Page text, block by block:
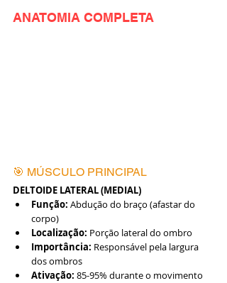
ANATOMIA COMPLETA
🎯 MÚSCULO PRINCIPAL
DELTOIDE LATERAL (MEDIAL)
Função: Abdução do braço (afastar do
corpo)
Localização: Porção lateral do ombro
Importância: Responsável pela largura
dos ombros
Ativação: 85-95% durante o movimento